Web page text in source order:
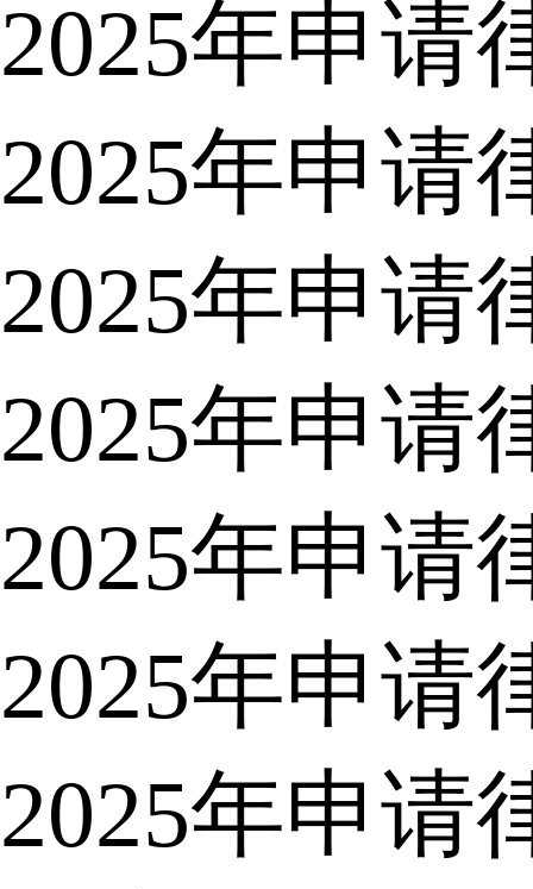
2025年申请
2025年申请
2025年申请
2025年申请
2025年申请
2025年申请
2025年申请